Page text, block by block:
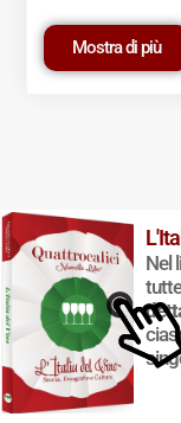
Mostra di più
© 2011-2025
Condizioni d'uso|
Nel